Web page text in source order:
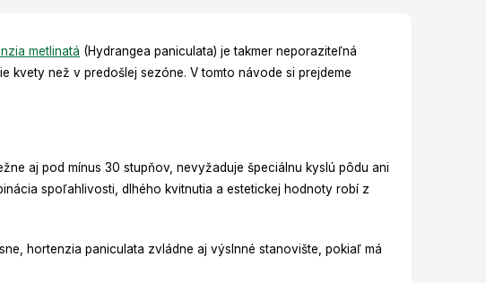
metlinatá (Hydrangea paniculata) je takmer neporaziteľná
kvety než v predošlej sezóne. V tomto návode si prejdeme
aj pod mínus 30 stupňov, nevyžaduje špeciálnu kyslú pôdu ani
spoľahlivosti, dlhého kvitnutia a estetickej hodnoty robí z
hortenzia paniculata zvládne aj výslnné stanovište, pokiaľ má